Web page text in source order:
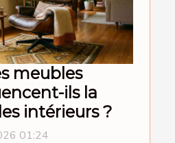
meubles
ils la
intérieurs ?
01:24